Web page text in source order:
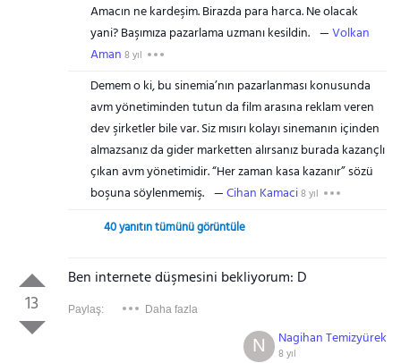
Amacın ne kardeşim. Birazda para harca. Ne olacak
yani? Başımıza pazarlama uzmanı kesildin.
Volkan
Aman 8 yıl
Demem o ki, bu sinemia’nın pazarlanması konusunda
avm yönetiminden tutun da film arasına reklam veren
dev şirketler bile var. Siz mısırı kolayı sinemanın içinden
almazsanız da gider marketten alırsanız burada kazançlı
çıkan avm yönetimidir. “Her zaman kasa kazanır” sözü
boşuna söylenmemiş.
Cihan Kamaci8 yıl
40 yanıtın tümünü görüntüle
13
Ben internete düşmesini bekliyorum: D
Paylaş: Daha fazla
Nagihan Temizyürek
8 yıl
N